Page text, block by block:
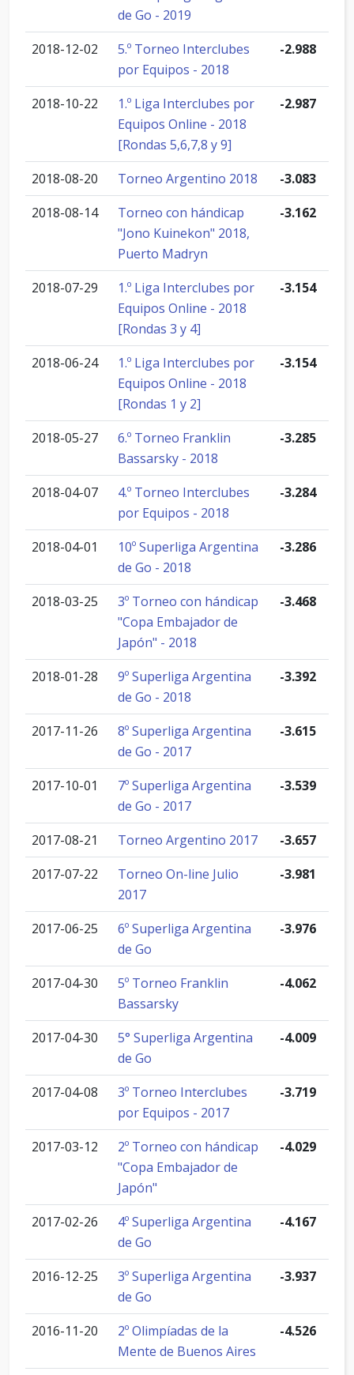
de Go - 2019
2018-12-02
5.º Torneo Interclubes
por Equipos - 2018
-2.988
2018-10-22
1.º Liga Interclubes por
Equipos Online - 2018
[Rondas 5,6,7,8 y 9]
-2.987
2018-08-20 Torneo Argentino 2018
-3.083
2018-08-14
Torneo con hándicap
"Jono Kuinekon" 2018,
Puerto Madryn
-3.162
2018-07-29
1.º Liga Interclubes por
Equipos Online - 2018
[Rondas 3 y 4]
-3.154
2018-06-24
1.º Liga Interclubes por
Equipos Online - 2018
[Rondas 1 y 2]
-3.154
2018-05-27
6.º Torneo Franklin
Bassarsky - 2018
-3.285
2018-04-07
4.º Torneo Interclubes
por Equipos - 2018
-3.284
2018-04-01
10º Superliga Argentina
de Go - 2018
-3.286
2018-03-25
3º Torneo con hándicap
"Copa Embajador de
Japón" - 2018
-3.468
2018-01-28
9º Superliga Argentina
de Go - 2018
-3.392
2017-11-26
8º Superliga Argentina
de Go - 2017
-3.615
2017-10-01
7º Superliga Argentina
de Go - 2017
-3.539
2017-08-21 Torneo Argentino 2017
-3.657
2017-07-22
Torneo On-line Julio
2017
-3.981
2017-06-25
6º Superliga Argentina
de Go
-3.976
2017-04-30
5º Torneo Franklin
Bassarsky
-4.062
2017-04-30
5° Superliga Argentina
de Go
-4.009
2017-04-08
3º Torneo Interclubes
por Equipos - 2017
-3.719
2017-03-12
2º Torneo con hándicap
"Copa Embajador de
Japón"
-4.029
2017-02-26
4º Superliga Argentina
de Go
-4.167
2016-12-25
3º Superliga Argentina
de Go
-3.937
2016-11-20
2º Olimpíadas de la
Mente de Buenos Aires
-4.526